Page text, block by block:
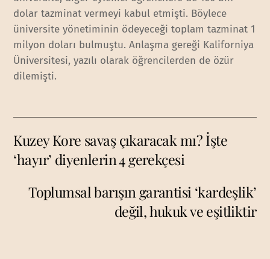
dolar tazminat vermeyi kabul etmişti. Böylece
üniversite yönetiminin ödeyeceği toplam tazminat 1
milyon doları bulmuştu. Anlaşma gereği Kaliforniya
Üniversitesi, yazılı olarak öğrencilerden de özür
dilemişti.
Kuzey Kore savaş çıkaracak mı? İşte
‘hayır’ diyenlerin 4 gerekçesi
Toplumsal barışın garantisi ‘kardeşlik’
değil, hukuk ve eşitliktir